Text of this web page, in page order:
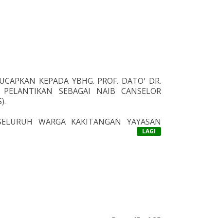
KEPADA YBHG. PROF. DATO' DR.
SEBAGAI NAIB CANSELOR
WARGA KAKITANGAN YAYASAN
LAGI